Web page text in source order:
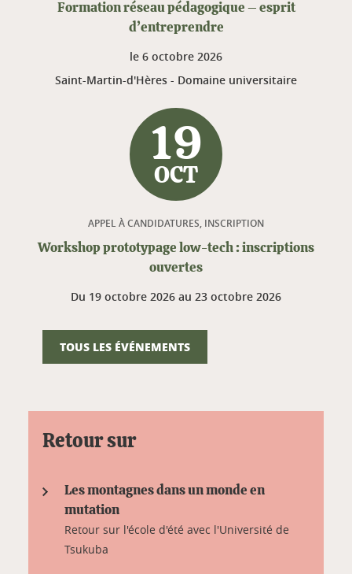
Formation réseau pédagogique – esprit
d’entreprendre
le 6 octobre 2026
Saint-Martin-d'Hères - Domaine universitaire
19
OCT
APPEL À CANDIDATURES, INSCRIPTION
Workshop prototypage low-tech : inscriptions
ouvertes
Du 19 octobre 2026 au 23 octobre 2026
TOUS LES ÉVÉNEMENTS
Retour sur
Les montagnes dans un monde en
mutation
Retour sur l'école d'été avec l'Université de
Tsukuba